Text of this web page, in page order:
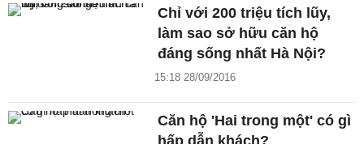
Chỉ với 200 triệu tích lũy,
làm sao sở hữu căn hộ
đáng sống nhất Hà Nội?
15:18 28/09/2016
Căn hộ 'Hai trong một' có gì